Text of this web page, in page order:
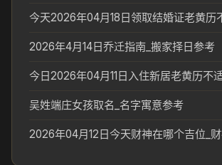
2026年4月14日乔迁指南_搬家择日参考
吴姓端庄女孩取名_名字寓意参考